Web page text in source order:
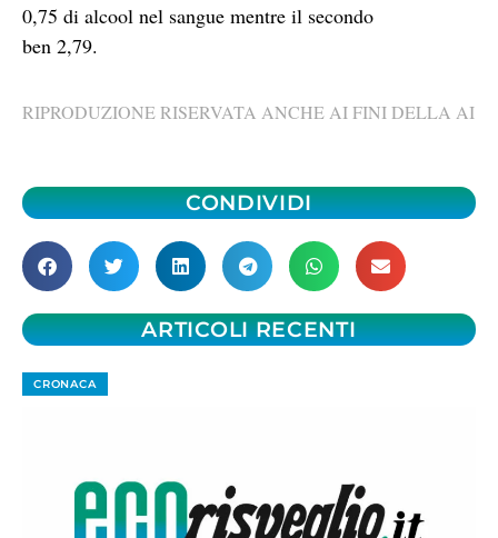
0,75 di alcool nel sangue mentre il secondo
ben 2,79.
RIPRODUZIONE RISERVATA ANCHE AI FINI DELLA AI
CONDIVIDI
ARTICOLI RECENTI
CRONACA